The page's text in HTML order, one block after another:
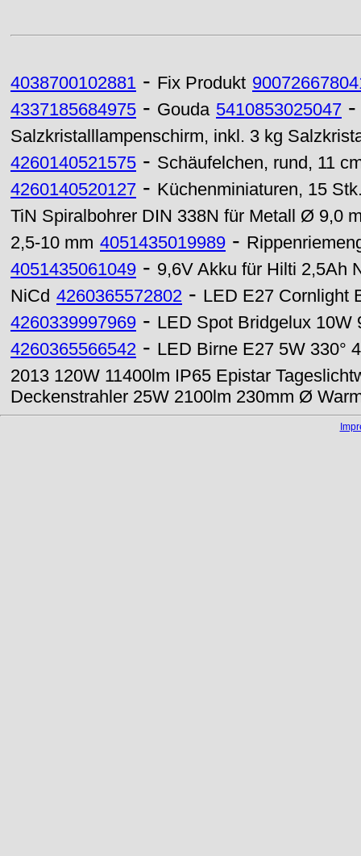
4038700102881 - Fix Produkt
4337185684975 - Gouda 5410853025047
Salzkristalllampenschirm, inkl. 3 kg
4260140521575 - Schäufelchen, rund, 11
4260140520127 - Küchenminiaturen, 15
TiN Spiralbohrer DIN 338N für Metall Ø 9,0
2,5-10 mm 4051435019989 -
4051435061049 - 9,6V Akku für Hilti 2,5Ah
NiCd 4260365572802 - LED E27 Cornlight
4260339997969 - LED Spot Bridgelux 10W
4260365566542 - LED Birne E27 5W 330°
2013 120W 11400lm IP65 Epistar
Deckenstrahler 25W 2100lm 230mm Ø